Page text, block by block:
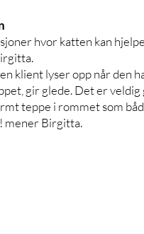
hvor katten kan
klient lyser opp når den
gir glede. Det er
teppe i rommet som
mener Birgitta.